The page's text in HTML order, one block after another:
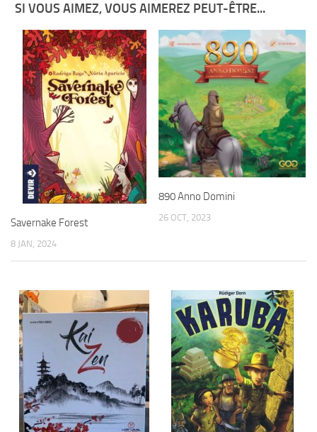
SI VOUS AIMEZ, VOUS AIMEREZ PEUT-ÊTRE...
Savernake Forest
8 JAN, 2024
890 Anno Domini
26 OCT, 2023